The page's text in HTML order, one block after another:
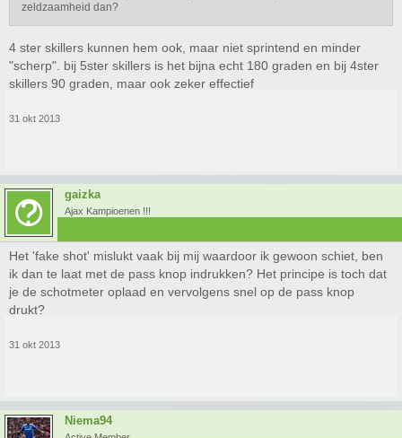
zeldzaamheid dan?
4 ster skillers kunnen hem ook, maar niet sprintend en minder
"scherp". bij 5ster skillers is het bijna echt 180 graden en bij 4ster
skillers 90 graden, maar ook zeker effectief
31 okt 2013
gaizka
Ajax Kampioenen !!!
Het 'fake shot' mislukt vaak bij mij waardoor ik gewoon schiet, ben
ik dan te laat met de pass knop indrukken? Het principe is toch dat
je de schotmeter oplaad en vervolgens snel op de pass knop
drukt?
31 okt 2013
Niema94